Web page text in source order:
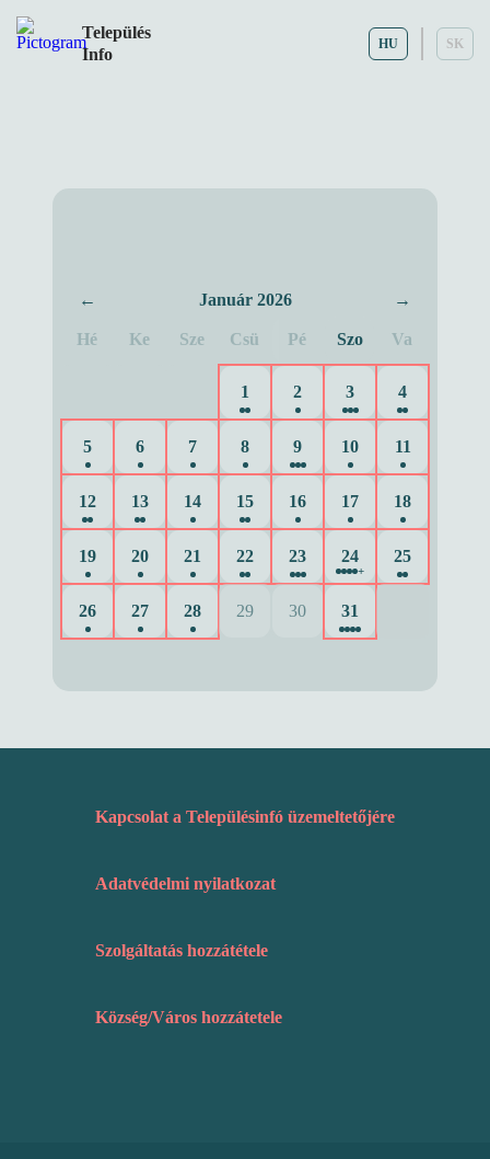
Település
Info
HU SK
← Január 2026 →
Hé Ke Sze Csü Pé Szo Va
1 2 3 4
5 6 7 8 9 10 11
12 13 14 15 16 17 18
19 20 21 22 23
+
24 25
26 27 28 29 30 31
Kapcsolat a Településinfó üzemeltetőjére
Adatvédelmi nyilatkozat
Szolgáltatás hozzátétele
Község/Város hozzátetele